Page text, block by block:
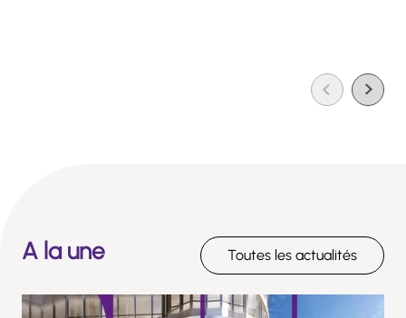
A la une Toutes les actualités